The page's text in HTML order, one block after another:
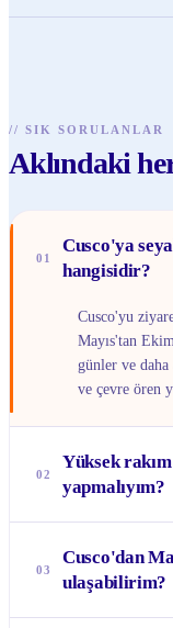
// SIK SORULANLAR
Aklındaki
01
Cusco'ya
hangisidir?
Cusco'yu
Mayıs'tan
günler ve daha
ve çevre ören
02
Yüksek rakım
yapmalıyım?
aldığından,
ve hafif
03
Cusco'dan
ulaşabilirim?